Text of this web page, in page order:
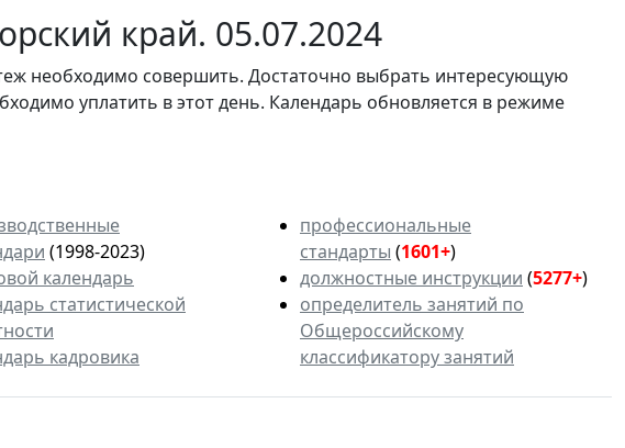
край. 05.07.2024
необходимо совершить. Достаточно выбрать интересующую
уплатить в этот день. Календарь обновляется в режиме
(1998-2023)
календарь
статистической
кадровика
профессиональные
стандарты (1601+)
должностные инструкции (5277+)
определитель занятий по
Общероссийскому
классификатору занятий